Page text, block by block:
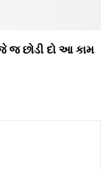
છોડી દો આ કામ